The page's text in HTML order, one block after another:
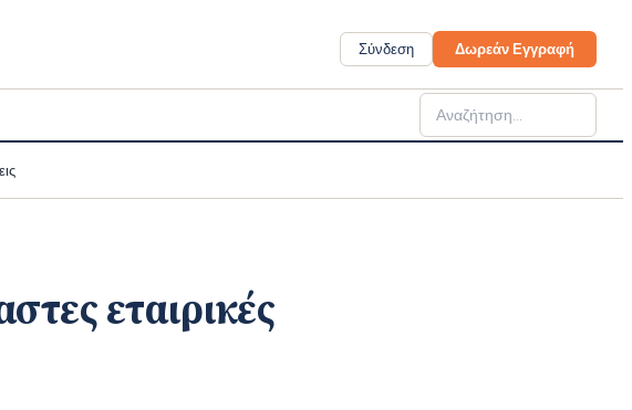
Σύνδεση Δωρεάν Εγγραφή
εταιρικές